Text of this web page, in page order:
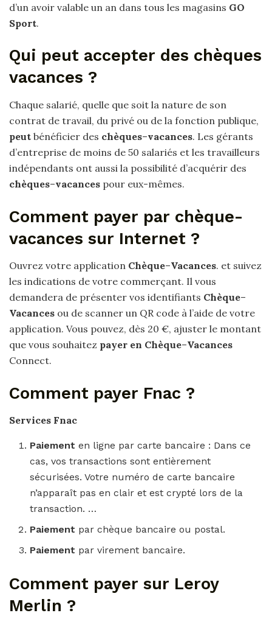
d’un avoir valable un an dans tous les magasins GO
Sport.
Qui peut accepter des chèques
vacances ?
Chaque salarié, quelle que soit la nature de son
contrat de travail, du privé ou de la fonction publique,
peut bénéficier des chèques–vacances. Les gérants
d’entreprise de moins de 50 salariés et les travailleurs
indépendants ont aussi la possibilité d’acquérir des
chèques–vacances pour eux-mêmes.
Comment payer par chèque-
vacances sur Internet ?
Ouvrez votre application Chèque–Vacances. et suivez
les indications de votre commerçant. Il vous
demandera de présenter vos identifiants Chèque–
Vacances ou de scanner un QR code à l’aide de votre
application. Vous pouvez, dès 20 €, ajuster le montant
que vous souhaitez payer en Chèque–Vacances
Connect.
Comment payer Fnac ?
Services Fnac
Paiementen ligne par carte bancaire : Dans ce
cas, vos transactions sont entièrement
sécurisées. Votre numéro de carte bancaire
n’apparaît pas en clair et est crypté lors de la
transaction. …
Paiement par chèque bancaire ou postal.
Paiement par virement bancaire.
Comment payer sur Leroy
Merlin ?